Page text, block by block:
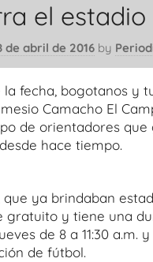
el
de abril de 2016 by
fecha, bogotanos y
Camacho El
de orientadores
hace tiempo.
que ya brindaban
gratuito y tiene una
de 8 a 11:30 a.m.
de fútbol.